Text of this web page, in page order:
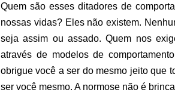
Quem são esses ditadores de
nossas vidas? Eles não existem.
seja assim ou assado. Quem nos
através de modelos de
obrigue você a ser do mesmo jeito que
ser você mesmo. A normose não é